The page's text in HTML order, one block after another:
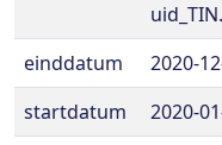
einddatum
2020-
startdatum
2020-